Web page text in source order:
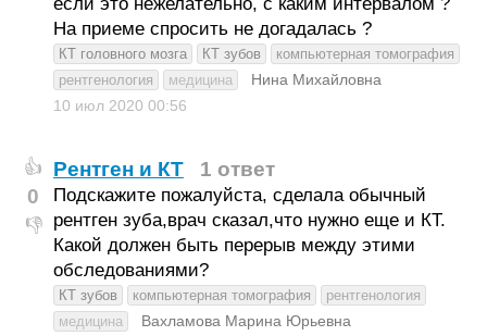
На приеме спросить не догадалась ?
КТ головного мозга КТ зубов
компьютерная томография
рентгенология
медицина
Нина Михайловна
10 июл 2020 00:56
👍
0
👎
Рентген и КТ 1 ответ
Подскажите пожалуйста, сделала обычный
рентген зуба,врач сказал,что нужно еще и КТ.
Какой должен быть перерыв между этими
обследованиями?
КТ зубов компьютерная томография
рентгенология
медицина
Вахламова Марина Юрьевна